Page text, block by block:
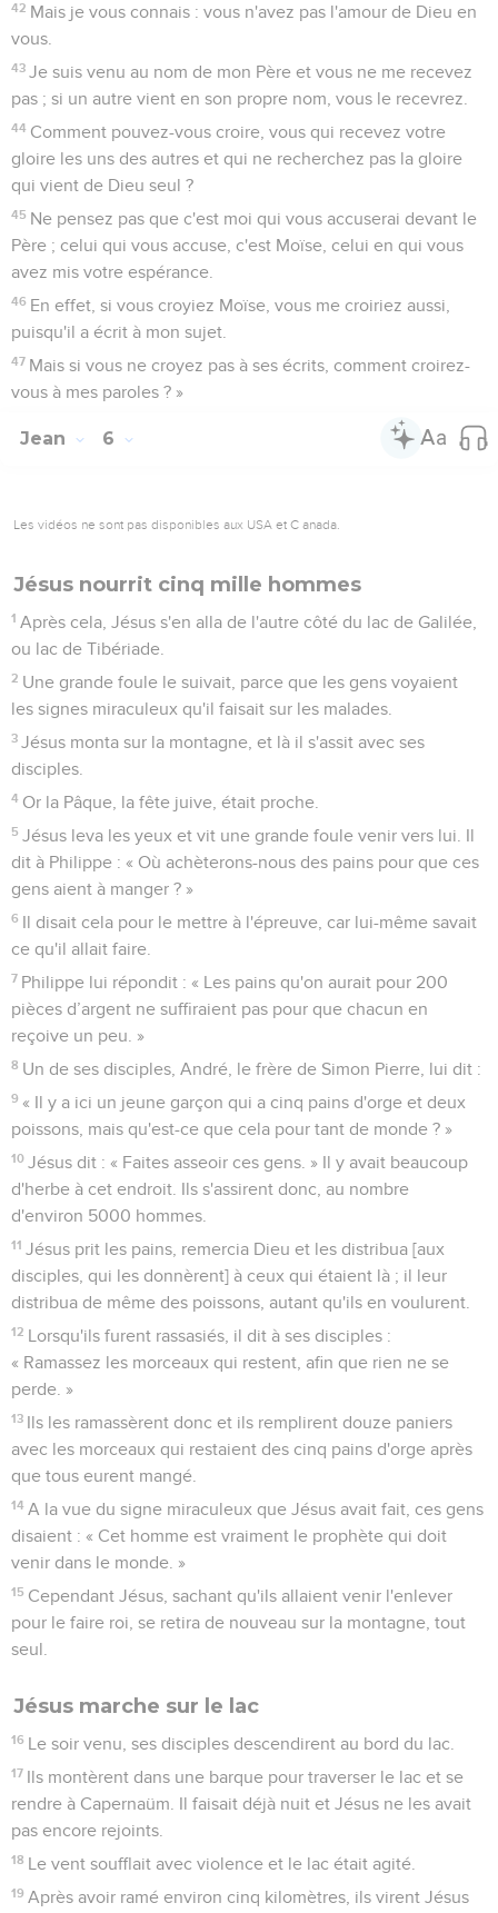
42 Mais je vous connais : vous n'avez pas l'amour de Dieu en
vous.
43 Je suis venu au nom de mon Père et vous ne me recevez
pas ; si un autre vient en son propre nom, vous le recevrez.
44 Comment pouvez-vous croire, vous qui recevez votre
gloire les uns des autres et qui ne recherchez pas la gloire
qui vient de Dieu seul ?
45 Ne pensez pas que c'est moi qui vous accuserai devant le
Père ; celui qui vous accuse, c'est Moïse, celui en qui vous
avez mis votre espérance.
46 En effet, si vous croyiez Moïse, vous me croiriez aussi,
puisqu'il a écrit à mon sujet.
47 Mais si vous ne croyez pas à ses écrits, comment croirez-
vous à mes paroles ? »
Jean 6
Les vidéos ne sont pas disponibles aux USA et C anada.
Jésus nourrit cinq mille hommes
1 Après cela, Jésus s'en alla de l'autre côté du lac de Galilée,
ou lac de Tibériade.
2 Une grande foule le suivait, parce que les gens voyaient
les signes miraculeux qu'il faisait sur les malades.
3 Jésus monta sur la montagne, et là il s'assit avec ses
disciples.
4 Or la Pâque, la fête juive, était proche.
5 Jésus leva les yeux et vit une grande foule venir vers lui. Il
dit à Philippe : « Où achèterons-nous des pains pour que ces
gens aient à manger ? »
6 Il disait cela pour le mettre à l'épreuve, car lui-même savait
ce qu'il allait faire.
7 Philippe lui répondit : « Les pains qu'on aurait pour 200
pièces d’argent ne suffiraient pas pour que chacun en
reçoive un peu. »
8 Un de ses disciples, André, le frère de Simon Pierre, lui dit :
9 « Il y a ici un jeune garçon qui a cinq pains d'orge et deux
poissons, mais qu'est-ce que cela pour tant de monde ? »
10 Jésus dit : « Faites asseoir ces gens. » Il y avait beaucoup
d'herbe à cet endroit. Ils s'assirent donc, au nombre
d'environ 5000 hommes.
11 Jésus prit les pains, remercia Dieu et les distribua [aux
disciples, qui les donnèrent] à ceux qui étaient là ; il leur
distribua de même des poissons, autant qu'ils en voulurent.
12 Lorsqu'ils furent rassasiés, il dit à ses disciples :
« Ramassez les morceaux qui restent, afin que rien ne se
perde. »
13 Ils les ramassèrent donc et ils remplirent douze paniers
avec les morceaux qui restaient des cinq pains d'orge après
que tous eurent mangé.
14 A la vue du signe miraculeux que Jésus avait fait, ces gens
disaient : « Cet homme est vraiment le prophète qui doit
venir dans le monde. »
15 Cependant Jésus, sachant qu'ils allaient venir l'enlever
pour le faire roi, se retira de nouveau sur la montagne, tout
seul.
Jésus marche sur le lac
16 Le soir venu, ses disciples descendirent au bord du lac.
17 Ils montèrent dans une barque pour traverser le lac et se
rendre à Capernaüm. Il faisait déjà nuit et Jésus ne les avait
pas encore rejoints.
18 Le vent soufflait avec violence et le lac était agité.
19 Après avoir ramé environ cinq kilomètres, ils virent Jésus